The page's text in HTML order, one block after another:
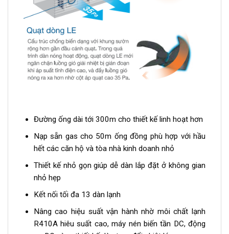
Đường ống dài tới 300m cho thiết kế linh hoạt hơn
Nạp sẵn gas cho 50m ống đồng phù hợp với hầu
hết các căn hộ và tòa nhà kinh doanh nhỏ
Thiết kế nhỏ gọn giúp dễ dàn lắp đặt ở không gian
nhỏ hẹp
Kết nối tối đa 13 dàn lạnh
Nâng cao hiệu suất vận hành nhờ môi chất lạnh
R410A hiêu suất cao, máy nén biến tần DC, động